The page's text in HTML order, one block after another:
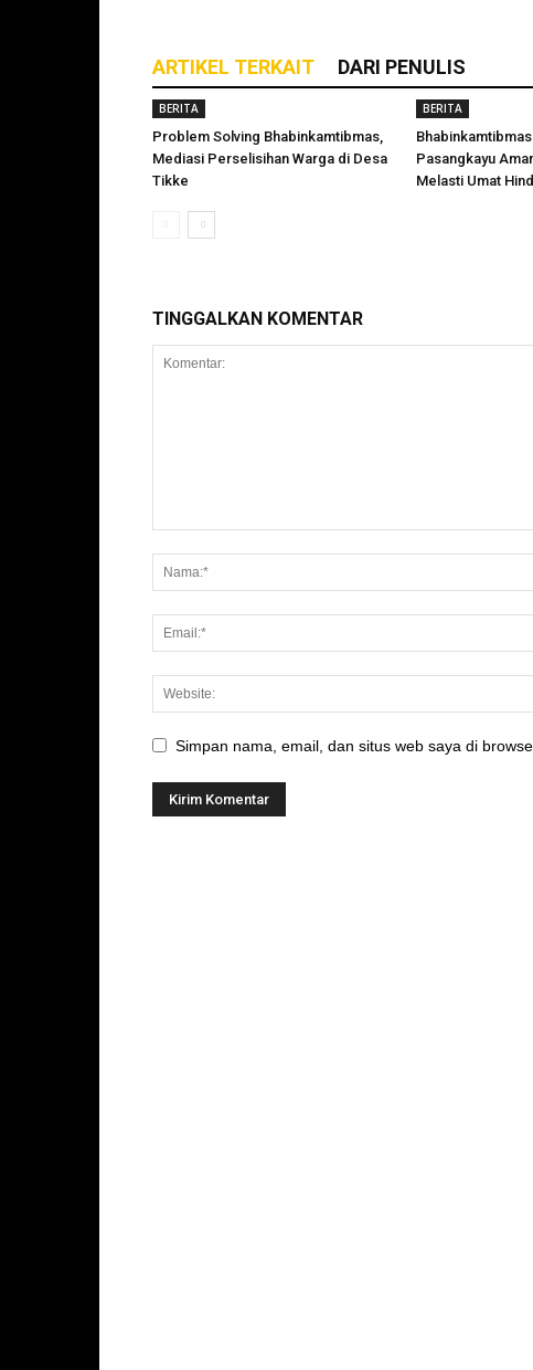
ARTIKEL TERKAIT DARI PENULIS
BERITA
Problem Solving Bhabinkamtibmas,
Mediasi Perselisihan Warga di Desa
Tikke
BERITA
Pasangkayu
Melasti Umat
TINGGALKAN KOMENTAR
Simpan nama, email, dan situs web saya di